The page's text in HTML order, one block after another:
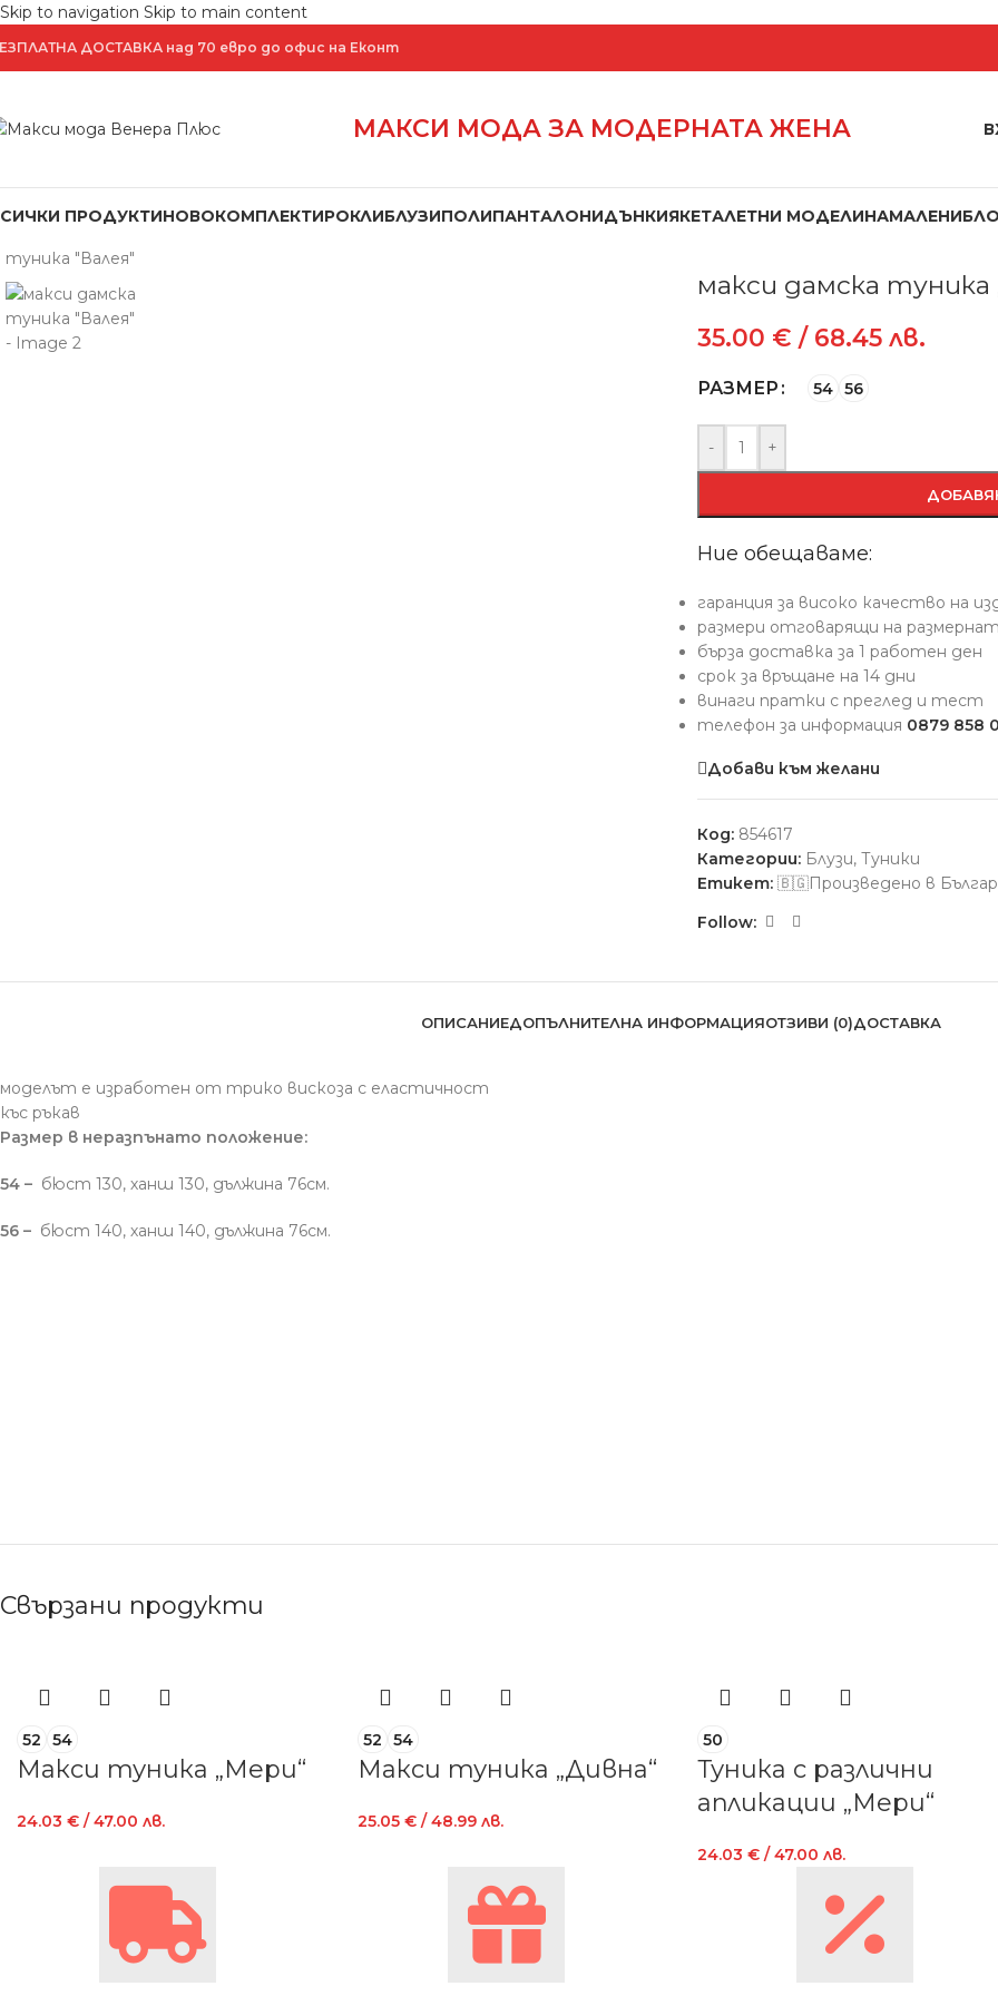
Skip to navigation Skip to main content
ДОСТАВКА над 70 евро до офис на Еконт
МАКСИ МОДА ЗА МОДЕРНАТА ЖЕНА
ПРОДУКТИНОВОКОМПЛЕКТИРОКЛИБЛУЗИПОЛИПАНТАЛОНИДЪНКИЯКЕТАЛЕТНИ МОДЕЛИНАМАЛЕНИ
макси дамска туника
35.00 € / 68.45 лв.
РАЗМЕР 54 56
- +
Ние обещаваме:
гаранция за високо качество на
размери отговарящи на
бърза доставка за 1 работен ден
срок за връщане на 14 дни
винаги пратки с преглед и тест
телефон за информация 0879 858
Добави към желани
Код: 854617
Категории: Блузи, Туники
Етикет: 🇧🇬Произведено в
Follow:
ОПИСАНИЕДОПЪЛНИТЕЛНА ИНФОРМАЦИЯОТЗИВИ (0)ДОСТАВКА
моделът е изработен от трико вискоза с еластичност
къс ръкав
Размер в неразпънато положение:
54 – бюст 130, ханш 130, дължина 76см.
56 – бюст 140, ханш 140, дължина 76см.
Свързани продукти
52 54
Макси туника „Мери“
24.03 € / 47.00 лв.
52 54
Макси туника „Дивна“
25.05 €/ 48.99 лв.
50
Туника с различни
апликации „Мери“
24.03 € / 47.00 лв.